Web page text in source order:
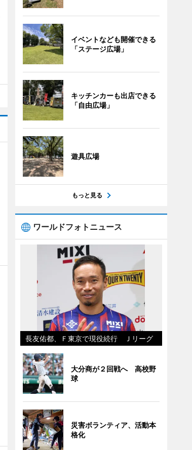
イベントなども開催できる
「ステージ広場」
キッチンカーも出店できる
「自由広場」
遊具広場
もっと見る
ワールドフォトニュース
長友佑都、Ｆ東京で現役続行 Ｊリーグ
大分商が２回戦へ 高校野
球
災害ボランティア、活動本
格化